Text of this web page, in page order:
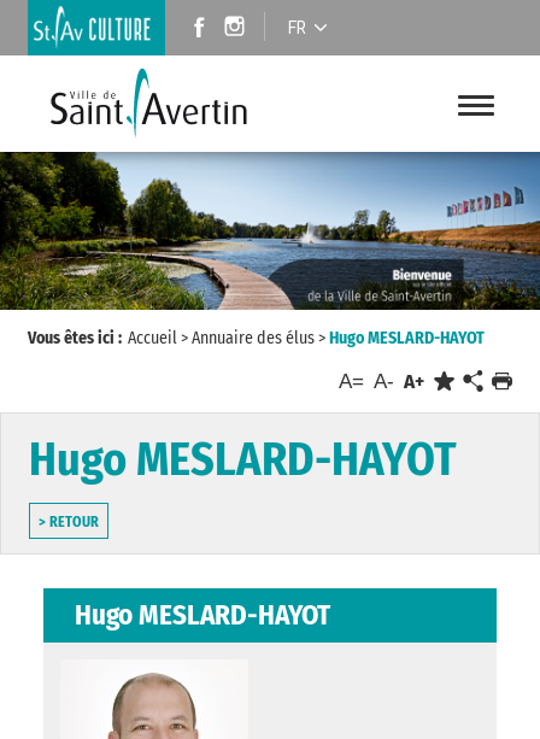
FR
Vous êtes ici : Accueil>Annuaire des élus>Hugo MESLARD-HAYOT
A= A- A+
Hugo MESLARD-HAYOT
> RETOUR
Hugo MESLARD-HAYOT